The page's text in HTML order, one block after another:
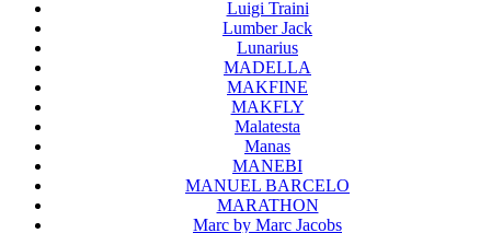
Luigi Traini
Lumber Jack
Lunarius
MADELLA
MAKFINE
MAKFLY
Malatesta
Manas
MANEBI
MANUEL BARCELO
MARATHON
Marc by Marc Jacobs